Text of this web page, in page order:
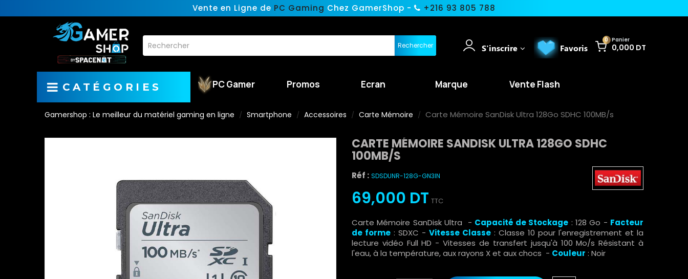
Vente en Ligne de PC Gaming Chez GamerShop - +216 93 805 788
Rechercher
0 Panier
0,000 DT
Favoris
S'inscrire
CATÉGORIES PC Gamer Promos Ecran Marque Vente Flash
Gamershop : Le meilleur du matériel gaming en ligne Smartphone Accessoires Carte Mémoire Carte Mémoire SanDisk Ultra 128Go SDHC 100MB/s
CARTE MÉMOIRE SANDISK ULTRA 128GO SDHC
100MB/S
Réf : SDSDUNR-128G-GN3IN
69,000 DT TTC
Carte Mémoire SanDisk Ultra - Capacité de Stockage : 128 Go - Facteur
de forme : SDXC - Vitesse Classe : Classe 10 pour l'enregistrement et la
lecture vidéo Full HD - Vitesses de transfert jusqu'à 100 Mo/s Résistant à
l'eau, à la température, aux rayons X et aux chocs - Couleur : Noir